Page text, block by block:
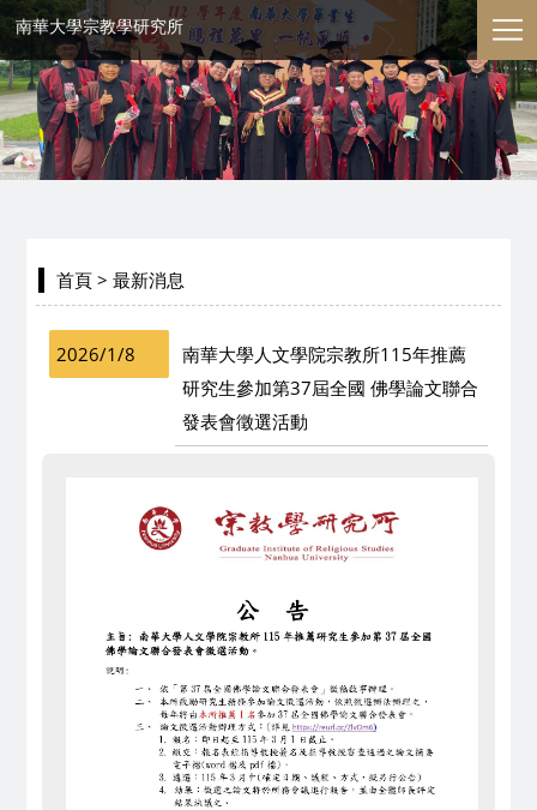
南華大學宗教學研究所
首頁 > 最新消息
2026/1/8
南華大學人文學院宗教所115年推薦
研究生參加第37屆全國 佛學論文聯合
發表會徵選活動